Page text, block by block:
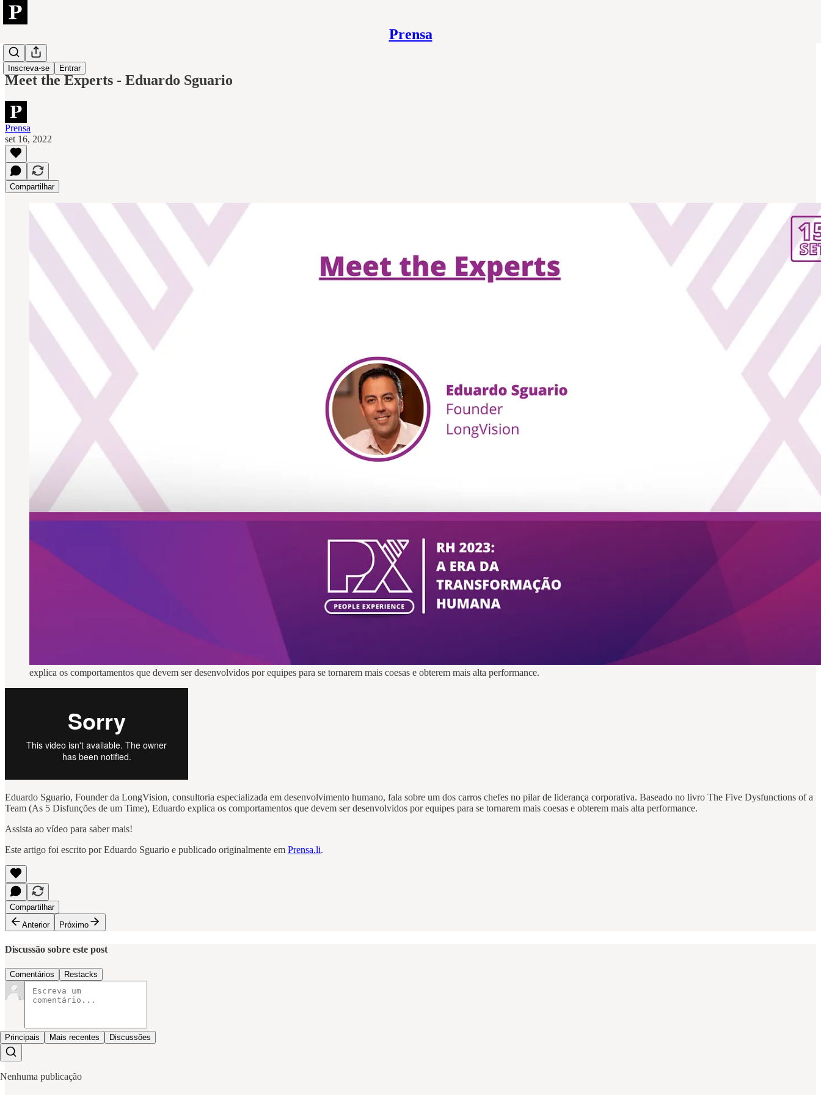
Prensa
Inscreva-se Entrar
People
Meet the Experts - Eduardo Sguario
Prensa
set 16, 2022
Compartilhar
explica os comportamentos que devem ser desenvolvidos por equipes para se tornarem mais coesas e obterem mais alta performance.
Eduardo Sguario, Founder da LongVision, consultoria especializada em desenvolvimento humano, fala sobre um dos carros chefes no pilar de liderança corporativa. Baseado no livro The Five Dysfunctions of a
Team (As 5 Disfunções de um Time), Eduardo explica os comportamentos que devem ser desenvolvidos por equipes para se tornarem mais coesas e obterem mais alta performance.
Assista ao vídeo para saber mais!
Este artigo foi escrito por Eduardo Sguario e publicado originalmente em Prensa.li.
Compartilhar
Anterior
Próximo
Discussão sobre este post
Comentários Restacks
Principais Mais recentes Discussões
Nenhuma publicação